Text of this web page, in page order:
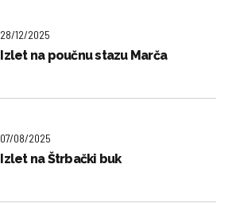
28/12/2025
Izlet na poučnu stazu Marča
07/08/2025
Izlet na Štrbački buk